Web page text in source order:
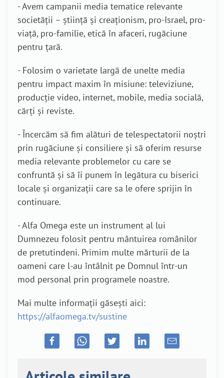
- Avem campanii media tematice relevante
societății – știință și creaționism, pro-Israel, pro-
viață, pro-familie, etică în afaceri, rugăciune
pentru țară.
- Folosim o varietate largă de unelte media
pentru impact maxim în misiune: televiziune,
producție video, internet, mobile, media socială,
cărți și reviste.
- Încercăm să fim alături de telespectatorii noștri
prin rugăciune și consiliere și să oferim resurse
media relevante problemelor cu care se
confruntă și să îi punem în legătura cu biserici
locale și organizații care sa le ofere sprijin în
continuare.
- Alfa Omega este un instrument al lui
Dumnezeu folosit pentru mântuirea românilor
de pretutindeni. Primim multe mărturii de la
oameni care l-au întâlnit pe Domnul într-un
mod personal prin programele noastre.
Mai multe informații găsești aici:
https://alfaomega.tv/sustine